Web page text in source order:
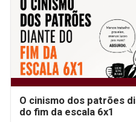
O cinismo dos patrões
do fim da escala 6x1